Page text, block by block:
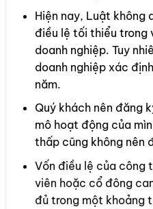
Hiện nay, Luật không
điều lệ tối thiểu
doanh nghiệp. Tuy
doanh nghiệp xác
năm.
Quý khách nên đăng
mô hoạt động của
thấp cũng không nên
Vốn điều lệ của công
viên hoặc cổ đông
đủ trong một khoảng